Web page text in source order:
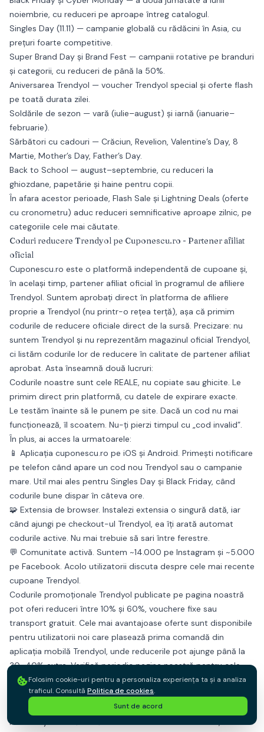
noiembrie, cu reduceri pe aproape întreg catalogul.
Singles Day (11.11) — campanie globală cu rădăcini în Asia, cu
prețuri foarte competitive.
Super Brand Day și Brand Fest — campanii rotative pe branduri
și categorii, cu reduceri de până la 50%.
Aniversarea Trendyol — voucher Trendyol special și oferte flash
pe toată durata zilei.
Soldările de sezon — vară (iulie–august) și iarnă (ianuarie–
februarie).
Sărbători cu cadouri — Crăciun, Revelion, Valentine’s Day, 8
Martie, Mother’s Day, Father’s Day.
Back to School — august–septembrie, cu reduceri la
ghiozdane, papetărie și haine pentru copii.
În afara acestor perioade, Flash Sale și Lightning Deals (oferte
cu cronometru) aduc reduceri semnificative aproape zilnic, pe
categoriile cele mai căutate.
Coduri reducere Trendyol pe Cuponescu.ro - Partener afiliat
oficial
Cuponescu.ro este o platformă independentă de cupoane și,
în același timp, partener afiliat oficial în programul de afiliere
Trendyol. Suntem aprobați direct în platforma de afiliere
proprie a Trendyol (nu printr-o rețea terță), așa că primim
codurile de reducere oficiale direct de la sursă. Precizare: nu
suntem Trendyol și nu reprezentăm magazinul oficial Trendyol,
ci listăm codurile lor de reducere în calitate de partener afiliat
aprobat. Asta înseamnă două lucruri:
Codurile noastre sunt cele REALE, nu copiate sau ghicite. Le
primim direct prin platformă, cu datele de expirare exacte.
Le testăm înainte să le punem pe site. Dacă un cod nu mai
funcționează, îl scoatem. Nu-ți pierzi timpul cu „cod invalid”.
În plus, ai acces la urmatoarele:
📱 Aplicația cuponescu.ro pe iOS și Android. Primești notificare
pe telefon când apare un cod nou Trendyol sau o campanie
mare. Util mai ales pentru Singles Day și Black Friday, când
codurile bune dispar în câteva ore.
🧩 Extensia de browser. Instalezi extensia o singură dată, iar
când ajungi pe checkout-ul Trendyol, ea îți arată automat
codurile active. Nu mai trebuie să sari între ferestre.
💬 Comunitate activă. Suntem ~14.000 pe Instagram și ~5.000
pe Facebook. Acolo utilizatorii discuta despre cele mai recente
cupoane Trendyol.
Codurile promoționale Trendyol publicate pe pagina noastră
pot oferi reduceri între 10% și 60%, vouchere fixe sau
transport gratuit. Cele mai avantajoase oferte sunt disponibile
pentru utilizatorii noi care plasează prima comandă din
aplicația mobilă Trendyol, unde reducerile pot ajunge până la
30–40% extra. Verifică periodic pagina noastră pentru cele
mai noicupoane Trendyol, vouchere Trendyolșicoduri
promoționale Trendyolactualizate.
Cupon Trendyol vs cod promoțional Trendyol
Pe Trendyol există două mecanici diferite de reducere, iar
Folosim cookie-uri pentru a personaliza experiența ta și a analiza
traficul. Consultă Politica de cookies.
Sunt de acord